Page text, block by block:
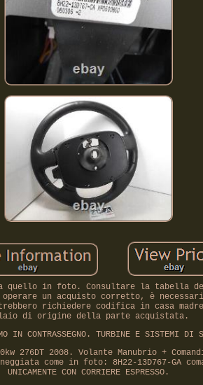
a quello in foto. Consultare la tabella
operare un acquisto corretto, è
richiedere codifica in casa
di origine della parte acquistata.
IN CONTRASSEGNO. TURBINE E SISTEMI DI
276DT 2008. Volante Manubrio +
come in foto: 8H22-13D767-GA
UNICAMENTE CON CORRIERE ESPRESSO.